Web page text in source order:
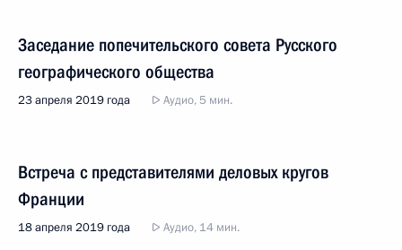
Заседание попечительского совета Русского
географического общества
23 апреля 2019 года Аудио, 5 мин.
Встреча с представителями деловых кругов
Франции
18 апреля 2019 года Аудио, 14 мин.